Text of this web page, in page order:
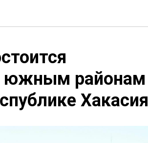
южным районам
Хакасия